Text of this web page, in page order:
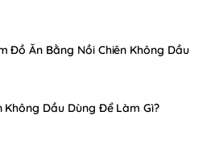
Đồ Ăn Bằng Nồi Chiên Không Dầu
Không Dầu Dùng Để Làm Gì?